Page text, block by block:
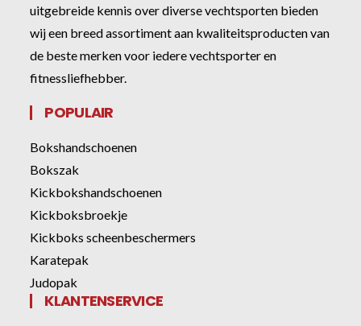
uitgebreide kennis over diverse vechtsporten bieden
wij een breed assortiment aan kwaliteitsproducten van
de beste merken voor iedere vechtsporter en
fitnessliefhebber.
POPULAIR
Bokshandschoenen
Bokszak
Kickbokshandschoenen
Kickboksbroekje
Kickboks scheenbeschermers
Karatepak
Judopak
KLANTENSERVICE